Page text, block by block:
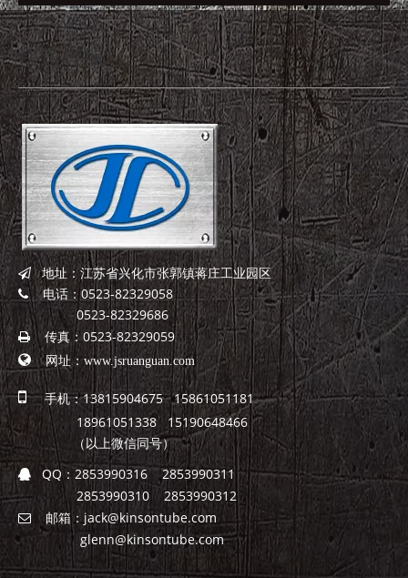
快速导航
地址：江苏省兴化市张郭镇蒋庄工业园区
电话：0523-82329058
0523-82329686
传真：0523-82329059
 网址：www.jsruanguan.com

手机：13815904675 15861051181
18961051338 15190648466
（以上微信同号）
 QQ：2853990316 2853990311
2853990310 2853990312
 邮箱：jack@kinsontube.com
glenn@kinsontube.com